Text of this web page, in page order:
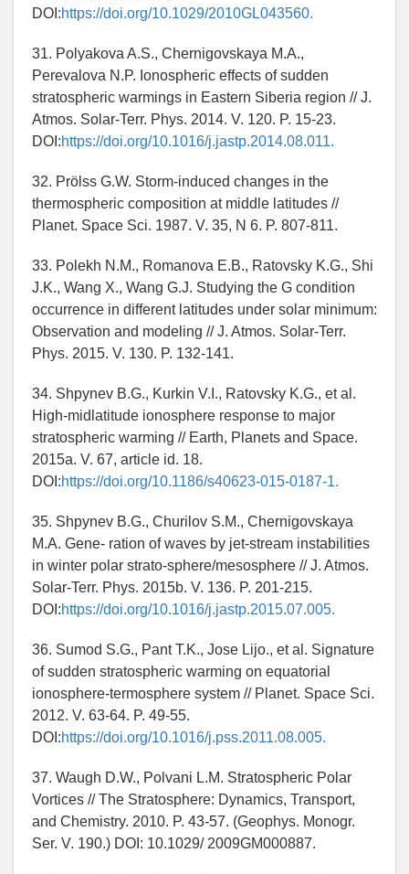
DOI:https://doi.org/10.1029/2010GL043560.
31. Polyakova A.S., Chernigovskaya M.A.,
Perevalova N.P. Ionospheric effects of sudden
stratospheric warmings in Eastern Siberia region // J.
Atmos. Solar-Terr. Phys. 2014. V. 120. P. 15-23.
DOI:https://doi.org/10.1016/j.jastp.2014.08.011.
32. Prölss G.W. Storm-induced changes in the
thermospheric composition at middle latitudes //
Planet. Space Sci. 1987. V. 35, N 6. P. 807-811.
33. Polekh N.M., Romanova E.B., Ratovsky K.G., Shi
J.K., Wang X., Wang G.J. Studying the G condition
occurrence in different latitudes under solar minimum:
Observation and modeling // J. Atmos. Solar-Terr.
Phys. 2015. V. 130. P. 132-141.
34. Shpynev B.G., Kurkin V.I., Ratovsky K.G., et al.
High-midlatitude ionosphere response to major
stratospheric warming // Earth, Planets and Space.
2015a. V. 67, article id. 18.
DOI:https://doi.org/10.1186/s40623-015-0187-1.
35. Shpynev B.G., Churilov S.M., Chernigovskaya
M.A. Gene- ration of waves by jet-stream instabilities
in winter polar strato-sphere/mesosphere // J. Atmos.
Solar-Terr. Phys. 2015b. V. 136. P. 201-215.
DOI:https://doi.org/10.1016/j.jastp.2015.07.005.
36. Sumod S.G., Pant T.K., Jose Lijo., et al. Signature
of sudden stratospheric warming on equatorial
ionosphere-termosphere system // Planet. Space Sci.
2012. V. 63-64. P. 49-55.
DOI:https://doi.org/10.1016/j.pss.2011.08.005.
37. Waugh D.W., Polvani L.M. Stratospheric Polar
Vortices // Тhe Stratosphere: Dynamics, Transport,
and Chemistry. 2010. P. 43-57. (Geophys. Monogr.
Ser. V. 190.) DOI: 10.1029/ 2009GM000887.